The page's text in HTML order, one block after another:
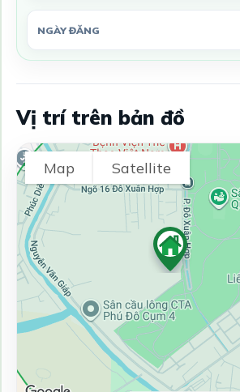
NGÀY ĐĂNG
Vị trí trên bản đồ
Map Satellite